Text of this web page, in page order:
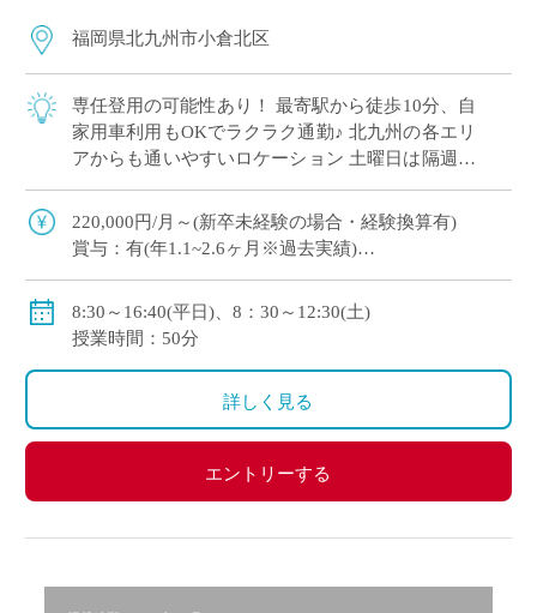
福岡県北九州市小倉北区
専任登用の可能性あり！ 最寄駅から徒歩10分、自
家用車利用もOKでラクラク通勤♪ 北九州の各エリ
アからも通いやすいロケーション 土曜日は隔週勤
多数！ 長期休暇もしっかりとれて自 […]
220,000円/月～(新卒未経験の場合・経験換算有)
賞与：有(年1.1~2.6ヶ月※過去実績)
40歳：396,600円/月
50歳：491,000円/月
8:30～16:40(平日)、8：30～12:30(土)
授業時間：50分
詳しく見る
エントリーする